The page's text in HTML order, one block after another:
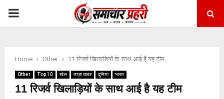
PRIMARY
Home Other 11 रिजर्व खिलाड़ियों के साथ आई है यह टीम
Other Top 10 खेल ताज़ा खबर दुनिया भारत
11 रिजर्व खिलाड़ियों के साथ आई है यह टीम